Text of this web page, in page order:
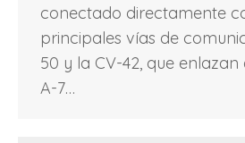
conectado directamente
principales vías de
50 y la CV-42, que
A-7…